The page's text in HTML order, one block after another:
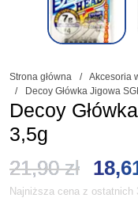
Strona główna / Akcesoria
/
Decoy Główka Jigowa
Decoy
3,5g
21,90zł
cena
Najniższa cena z ostatnich